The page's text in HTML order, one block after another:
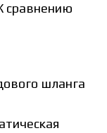
сравнению
шланга